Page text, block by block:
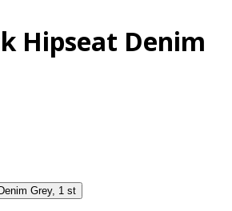
Hipseat Denim
Grey, 1 st